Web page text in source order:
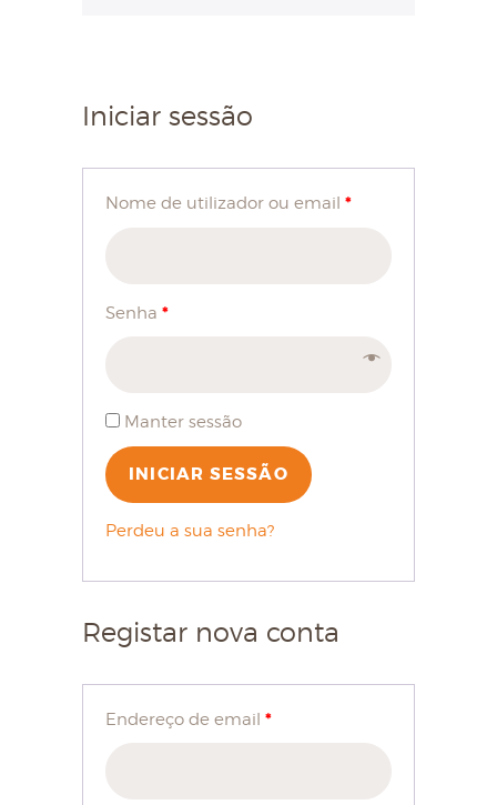
SOBRE NÓS
Iniciar sessão
Nome de utilizador ou email *
Senha *
Manter sessão
INICIAR SESSÃO
Perdeu a sua senha?
Registar nova conta
Endereço de email *